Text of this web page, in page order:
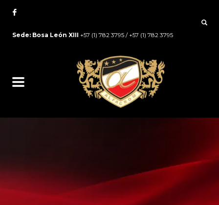
Sede: Bosa León XIII +57 (1) 782 3795 / +57 (1) 782 3795